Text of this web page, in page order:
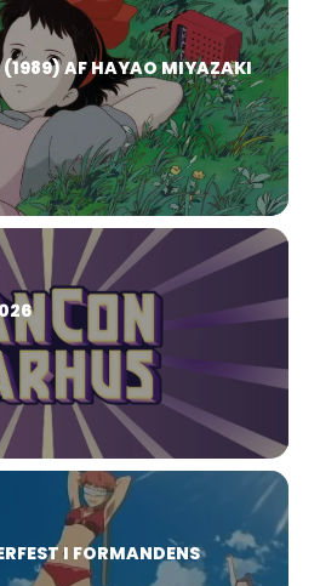
(1989) AF HAYAO MIYAZAKI
I FORMANDENS